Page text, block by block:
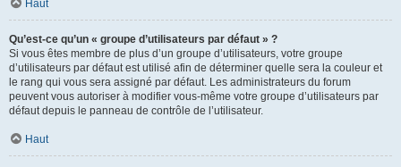
Haut
Qu’est-ce qu’un « groupe d’utilisateurs par défaut » ?
Si vous êtes membre de plus d’un groupe d’utilisateurs, votre groupe
d’utilisateurs par défaut est utilisé afin de déterminer quelle sera la couleur et
le rang qui vous sera assigné par défaut. Les administrateurs du forum
peuvent vous autoriser à modifier vous-même votre groupe d’utilisateurs par
défaut depuis le panneau de contrôle de l’utilisateur.
Haut